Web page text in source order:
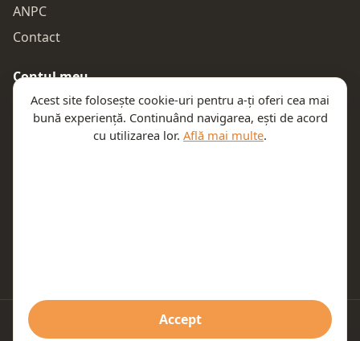
ANPC
Contact
Contul meu
Autentificare
Comenzile mele
© 2026 Teeny. Toate drepturile rezervate.
Acest site folosește cookie-uri pentru a-ți oferi cea mai
bună experiență. Continuând navigarea, ești de acord
cu utilizarea lor. Află mai multe.
Accept